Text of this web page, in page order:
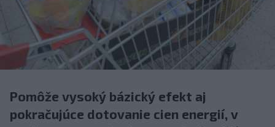
Pomôže vysoký bázický efekt aj
pokračujúce dotovanie cien energií, v